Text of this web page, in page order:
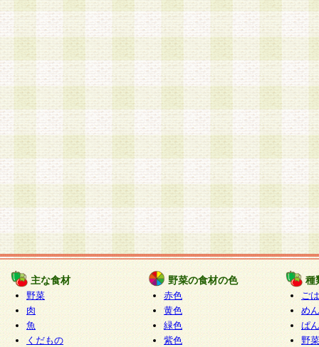
主な食材
野菜
肉
魚
くだもの
野菜の食材の色
赤色
黄色
緑色
紫色
種
ご
めん
ぱん
野